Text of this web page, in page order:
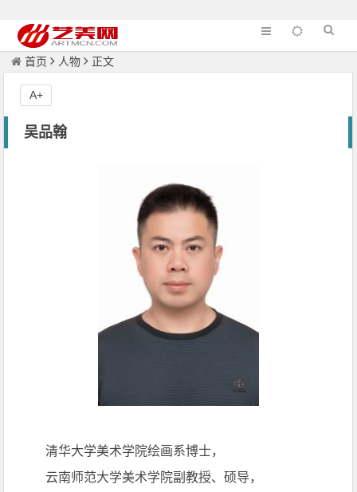
首页 人物 正文
吴品翰
清华大学美术学院绘画系博士，
云南师范大学美术学院副教授、硕导，
A+